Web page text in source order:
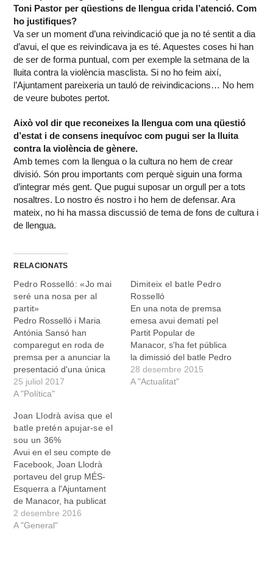
Toni Pastor per qüestions de llengua crida l’atenció. Com
ho justifiques?
Va ser un moment d’una reivindicació que ja no té sentit a dia
d’avui, el que es reivindicava ja es té. Aquestes coses hi han
de ser de forma puntual, com per exemple la setmana de la
lluita contra la violència masclista. Si no ho feim així,
l’Ajuntament pareixeria un tauló de reivindicacions… No hem
de veure bubotes pertot.
Això vol dir que reconeixes la llengua com una qüestió
d’estat i de consens inequívoc com pugui ser la lluita
contra la violència de gènere.
Amb temes com la llengua o la cultura no hem de crear
divisió. Són prou importants com perquè siguin una forma
d’integrar més gent. Que pugui suposar un orgull per a tots
nosaltres. Lo nostro és nostro i ho hem de defensar. Ara
mateix, no hi ha massa discussió de tema de fons de cultura i
de llengua.
RELACIONATS
Pedro Rosselló: «Jo mai
seré una nosa per al
partit»
Pedro Rosselló i Maria
Antónia Sansó han
comparegut en roda de
premsa per a anunciar la
presentació d'una única
candidatura per al congrés
local del pròxim dia 27,
Sansó. Ha encetat els
parlaments l'actual batle
de Manacor, Pedro
Rosselló, per fer un resum
de la situació:…
25 juliol 2017
A "Política"
Dimiteix el batle Pedro
Rosselló
En una nota de premsa
emesa avui dematí pel
Partit Popular de
Manacor, s'ha fet pública
la dimissió del batle Pedro
Rosselló. Per bé que en
alguns cercles l'anunci
28 desembre 2015
A "Actualitat"
Joan Llodrà avisa que el
batle pretén apujar-se el
sou un 36%
Avui en el seu compte de
Facebook, Joan Llodrà
portaveu del grup MÉS-
Esquerra a l'Ajuntament
de Manacor, ha publicat
un post en què anunciava,
sense cap altre comentari
2 desembre 2016
A "General"